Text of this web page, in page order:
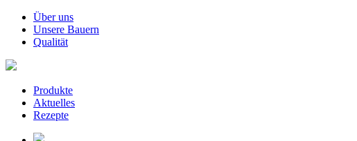
Über uns
Unsere Bauern
Qualität
Produkte
Aktuelles
Rezepte